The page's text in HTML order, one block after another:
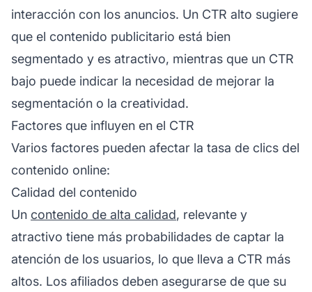
interacción con los anuncios. Un CTR alto sugiere
que el contenido publicitario está bien
segmentado y es atractivo, mientras que un CTR
bajo puede indicar la necesidad de mejorar la
segmentación o la creatividad.
Factores que influyen en el CTR
Varios factores pueden afectar la tasa de clics del
contenido online:
Calidad del contenido
Un contenido de alta calidad, relevante y
atractivo tiene más probabilidades de captar la
atención de los usuarios, lo que lleva a CTR más
altos. Los afiliados deben asegurarse de que su